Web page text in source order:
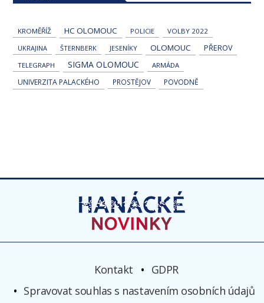
KROMĚŘÍŽ HC OLOMOUC POLICIE
VOLBY 2022
UKRAJINA
ŠTERNBERK JESENÍKY OLOMOUC PŘEROV
TELEGRAPH SIGMA OLOMOUC ARMÁDA
UNIVERZITA PALACKÉHO PROSTĚJOV POVODNĚ
Kontakt
GDPR
Spravovat souhlas s nastavením osobních údajů